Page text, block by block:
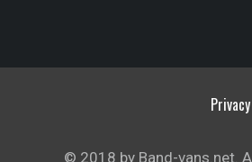
© 2018 by Band-vans.net.